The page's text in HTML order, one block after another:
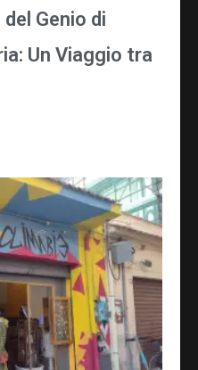
Genio di
Un Viaggio tra